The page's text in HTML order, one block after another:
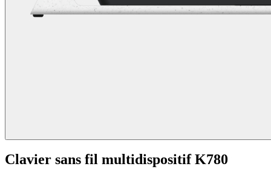
Clavier sans fil multidispositif K780